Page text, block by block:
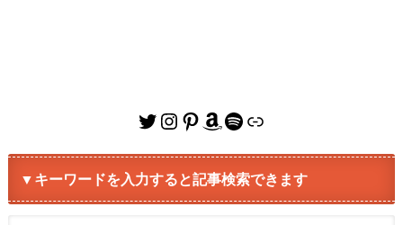
Twitter
Instagram
Pinterest
Amazon
Spotify
リンク
▼キーワードを入力すると記事検索できます